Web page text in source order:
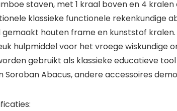
staven, met 1 kraal boven en 4
klassieke functionele rekenkundige
gemaakt houten frame en kunststof kralen.
hulpmiddel voor het vroege wiskundige
gebruikt als klassieke educatieve
Soroban Abacus, andere accessoires